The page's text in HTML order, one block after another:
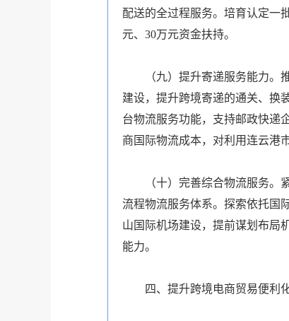
配送的全过程服务。培育认定一
元、30万元资金扶持。
（九）提升寄递服务能力。
建设，提升跨境寄递的通关、换
台物流服务功能，支持邮政快递
商国际物流成本，对利用连云港
（十）完善综合物流服务
流程物流服务体系。探索依托国
山国际机场建设，提前谋划布局
能力。
四、提升跨境电商贸易便利